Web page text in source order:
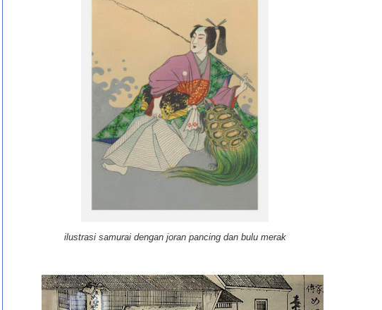
ilustrasi samurai dengan joran pancing dan bulu merak